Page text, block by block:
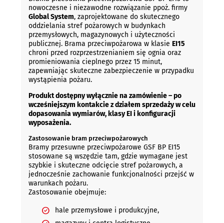
nowoczesne i niezawodne rozwiązanie ppoż. firmy
Global System, zaprojektowane do skutecznego
oddzielania stref pożarowych w budynkach
przemysłowych, magazynowych i użyteczności
publicznej. Brama przeciwpożarowa w klasie EI15
chroni przed rozprzestrzenianiem się ognia oraz
promieniowania cieplnego przez 15 minut,
zapewniając skuteczne zabezpieczenie w przypadku
wystąpienia pożaru.
Produkt dostępny wyłącznie na zamówienie – po
wcześniejszym kontakcie z działem sprzedaży w celu
dopasowania wymiarów, klasy EI i konfiguracji
wyposażenia.
Zastosowanie bram przeciwpożarowych
Bramy przesuwne przeciwpożarowe GSF BP EI15
stosowane są wszędzie tam, gdzie wymagane jest
szybkie i skuteczne odcięcie stref pożarowych, a
jednocześnie zachowanie funkcjonalności przejść w
warunkach pożaru.
Zastosowanie obejmuje:
hale przemysłowe i produkcyjne,